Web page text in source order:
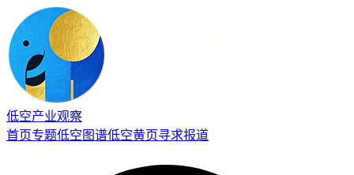
低空产业观察
首页专题低空图谱低空黄页寻求报道